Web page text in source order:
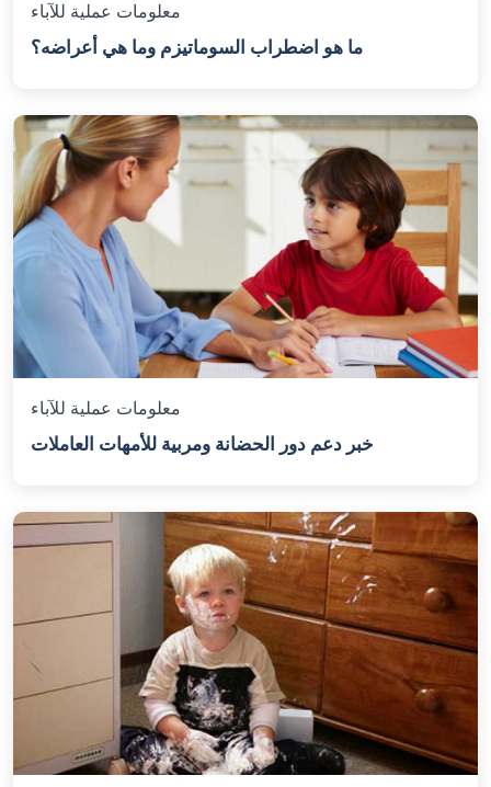
معلومات عملية للآباء
ما هو اضطراب السوماتيزم وما هي أعراضه؟
معلومات عملية للآباء
خبر دعم دور الحضانة ومربية للأمهات العاملات